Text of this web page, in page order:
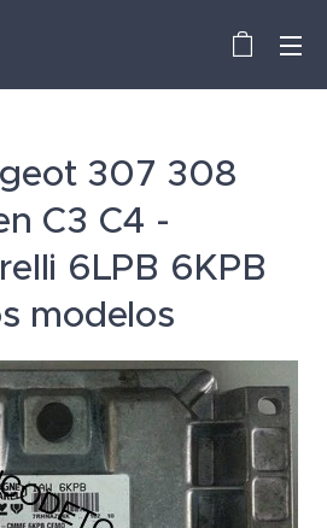
307 308
C3 C4 -
6LPB 6KPB
modelos